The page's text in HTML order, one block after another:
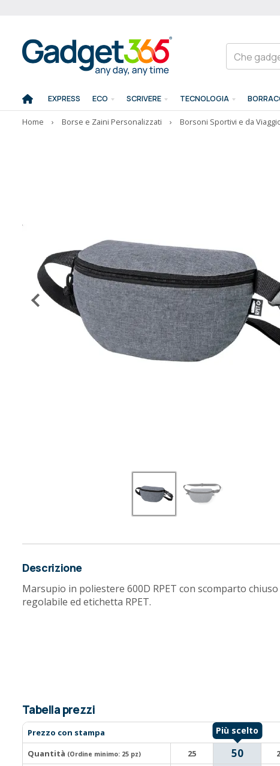
EXPRESS ECO SCRIVERE TECNOLOGIA
Home › Borse e Zaini Personalizzati › Borsoni Sportivi e da
Descrizione
Marsupio in poliestere 600D RPET con scomparto
regolabile ed etichetta RPET.
Tabella prezzi
Prezzo con stampa
Quantità (Ordine minimo: 25 pz) 25 50